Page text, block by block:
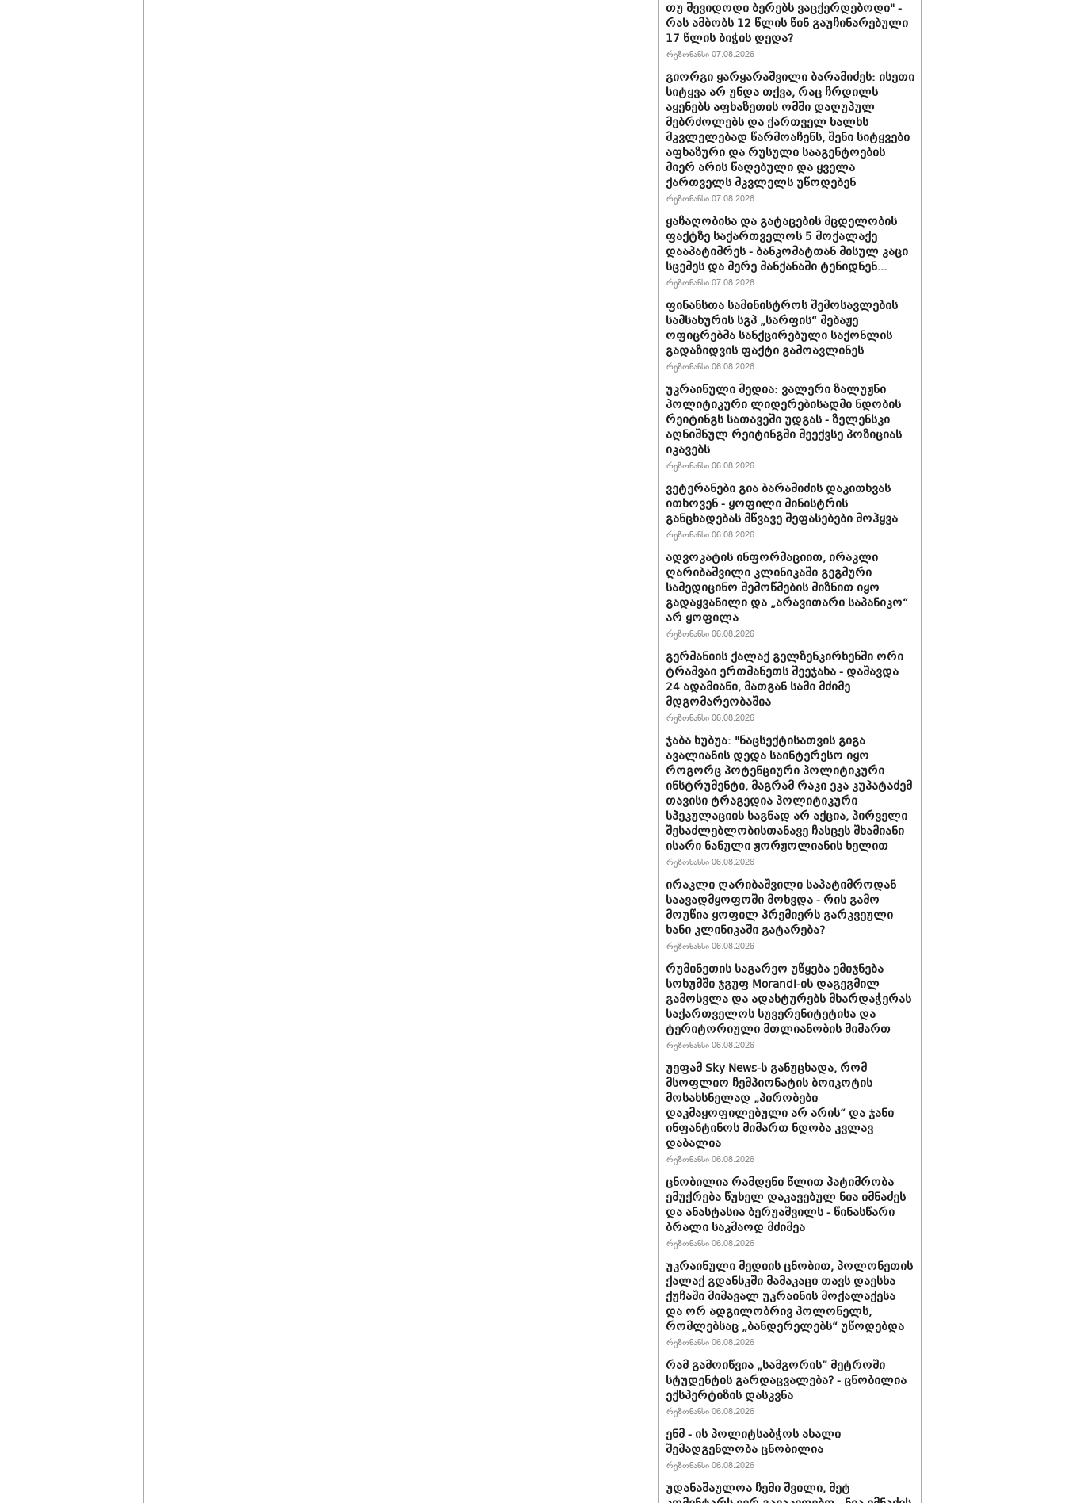
თუ შევიდოდი ბერებს ვაცქერდებოდი" -
რას ამბობს 12 წლის წინ გაუჩინარებული
17 წლის ბიჭის დედა?
რეზონანსი 07.08.2026
გიორგი ყარყარაშვილი ბარამიძეს: ისეთი
სიტყვა არ უნდა თქვა, რაც ჩრდილს
აყენებს აფხაზეთის ომში დაღუპულ
მებრძოლებს და ქართველ ხალხს
მკვლელებად წარმოაჩენს, შენი სიტყვები
აფხაზური და რუსული სააგენტოების
მიერ არის წაღებული და ყველა
ქართველს მკვლელს უწოდებენ
რეზონანსი 07.08.2026
ყაჩაღობისა და გატაცების მცდელობის
ფაქტზე საქართველოს 5 მოქალაქე
დააპატიმრეს - ბანკომატთან მისულ კაცი
სცემეს და მერე მანქანაში ტენიდნენ...
რეზონანსი 07.08.2026
ფინანსთა სამინისტროს შემოსავლების
სამსახურის სგპ „სარფის“ მებაჟე
ოფიცრებმა სანქცირებული საქონლის
გადაზიდვის ფაქტი გამოავლინეს
რეზონანსი 06.08.2026
უკრაინული მედია: ვალერი ზალუჟნი
პოლიტიკური ლიდერებისადმი ნდობის
რეიტინგს სათავეში უდგას - ზელენსკი
აღნიშნულ რეიტინგში მეექვსე პოზიციას
იკავებს
რეზონანსი 06.08.2026
ვეტერანები გია ბარამიძის დაკითხვას
ითხოვენ - ყოფილი მინისტრის
განცხადებას მწვავე შეფასებები მოჰყვა
რეზონანსი 06.08.2026
ადვოკატის ინფორმაციით, ირაკლი
ღარიბაშვილი კლინიკაში გეგმური
სამედიცინო შემოწმების მიზნით იყო
გადაყვანილი და „არავითარი საპანიკო“
არ ყოფილა
რეზონანსი 06.08.2026
გერმანიის ქალაქ გელზენკირხენში ორი
ტრამვაი ერთმანეთს შეეჯახა - დაშავდა
24 ადამიანი, მათგან სამი მძიმე
მდგომარეობაშია
რეზონანსი 06.08.2026
ჯაბა ხუბუა: "ნაცსექტისათვის გიგა
ავალიანის დედა საინტერესო იყო
როგორც პოტენციური პოლიტიკური
ინსტრუმენტი, მაგრამ რაკი ეკა კუპატაძემ
თავისი ტრაგედია პოლიტიკური
სპეკულაციის საგნად არ აქცია, პირველი
შესაძლებლობისთანავე ჩასცეს შხამიანი
ისარი ნანული ჟორჟოლიანის ხელით
რეზონანსი 06.08.2026
ირაკლი ღარიბაშვილი საპატიმროდან
საავადმყოფოში მოხვდა - რის გამო
მოუწია ყოფილ პრემიერს გარკვეული
ხანი კლინიკაში გატარება?
რეზონანსი 06.08.2026
რუმინეთის საგარეო უწყება ემიჯნება
სოხუმში ჯგუფ Morandi-ის დაგეგმილ
გამოსვლა და ადასტურებს მხარდაჭერას
საქართველოს სუვერენიტეტისა და
ტერიტორიული მთლიანობის მიმართ
რეზონანსი 06.08.2026
უეფამ Sky News-ს განუცხადა, რომ
მსოფლიო ჩემპიონატის ბოიკოტის
მოსახსნელად „პირობები
დაკმაყოფილებული არ არის“ და ჯანი
ინფანტინოს მიმართ ნდობა კვლავ
დაბალია
რეზონანსი 06.08.2026
ცნობილია რამდენი წლით პატიმრობა
ემუქრება წუხელ დაკავებულ ნია იმნაძეს
და ანასტასია ბერუაშვილს - წინასწარი
ბრალი საკმაოდ მძიმეა
რეზონანსი 06.08.2026
უკრაინული მედიის ცნობით, პოლონეთის
ქალაქ გდანსკში მამაკაცი თავს დაესხა
ქუჩაში მიმავალ უკრაინის მოქალაქესა
და ორ ადგილობრივ პოლონელს,
რომლებსაც „ბანდერელებს“ უწოდებდა
რეზონანსი 06.08.2026
რამ გამოიწვია „სამგორის” მეტროში
სტუდენტის გარდაცვალება? - ცნობილია
ექსპერტიზის დასკვნა
რეზონანსი 06.08.2026
ენმ - ის პოლიტსაბჭოს ახალი
შემადგენლობა ცნობილია
რეზონანსი 06.08.2026
უდანაშაულოა ჩემი შვილი, მეტ